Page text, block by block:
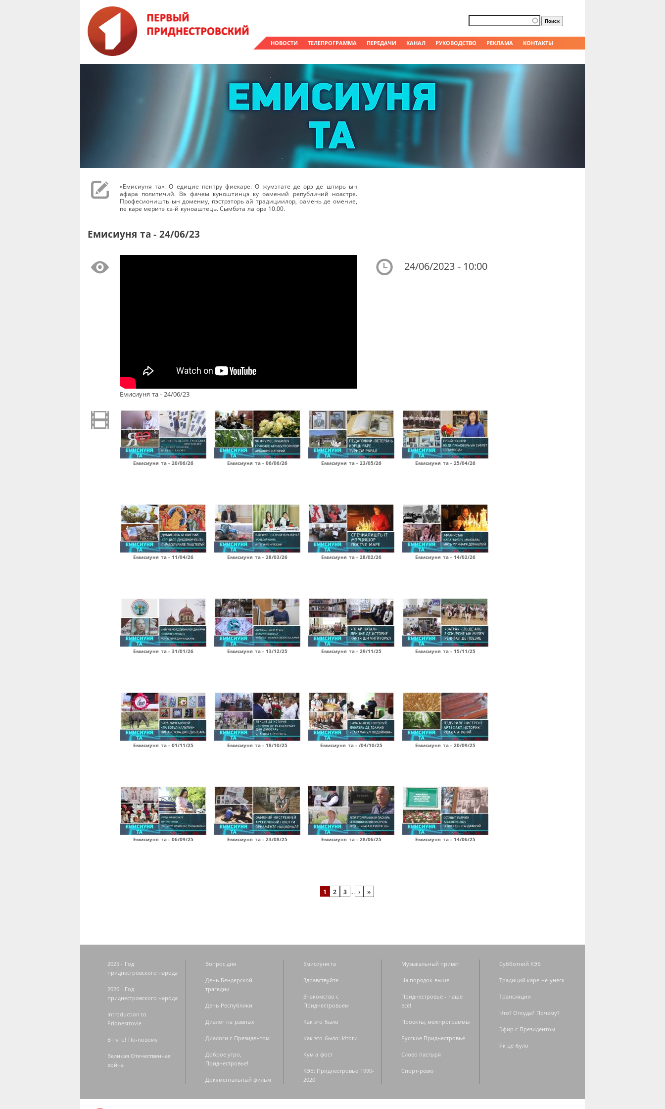
НОВОСТИ ТЕЛЕПРОГРАММА ПЕРЕДАЧИ КАНАЛ РУКОВОДСТВО РЕКЛАМА КОНТАКТЫ
Форма поиска
Поиск
«Емисиуня та». О едицие пентру фиекаре. О жумэтате де орэ де штирь ын
афара политичий. Вэ фачем куноштинцэ ку оамений републичий ноастре.
Професионишть ын домениу, пэстрэторь ай традициилор, оамень де омение,
пе каре меритэ сэ-й куноаштець. Сымбэта ла ора 10.00.
Емисиуня та - 24/06/23
Емисиуня та - 24/06/23
24/06/2023 - 10:00
Емисиуня та - 20/06/26 Емисиуня та - 06/06/26 Емисиуня та - 23/05/26 Емисиуня та - 25/04/26
Емисиуня та - 11/04/26 Емисиуня та - 28/03/26 Емисиуня та - 28/02/26 Емисиуня та - 14/02/26
Емисиуня та - 31/01/26 Емисиуня та - 13/12/25 Емисиуня та - 29/11/25 Емисиуня та - 15/11/25
Емисиуня та - 01/11/25 Емисиуня та - 18/10/25 Емисиуня та - /04/10/25 Емисиуня та - 20/09/25
Емисиуня та - 06/09/25 Емисиуня та - 23/08/25 Емисиуня та - 28/06/25 Емисиуня та - 14/06/25
1 2 3 … › »
2025 - Год
приднестровского народа
2026 - Год
приднестровского народа
Introduction to
Pridnestrovie
В путь! По-новому
Великая Отечественная
война
Вопрос дня
День Бендерской
трагедии
День Республики
Диалог на равных
Диалоги с Президентом
Доброе утро,
Приднестровье!
Документальный фильм
Емисиуня та
Здравствуйте
Знакомство с
Приднестровьем
Как это было
Как это было: Итоги
Кум а фост
КЭБ: Приднестровье 1990-
2020
Музыкальный привет
На порядок выше
Приднестровье - наше
всё!
Проекты, межпрограммы
Русское Приднестровье
Слово пастыря
Спорт-ревю
Субботний КЭБ
Традиций каре не унеск
Трансляции
Что? Откуда? Почему?
Эфир с Президентом
Як це було